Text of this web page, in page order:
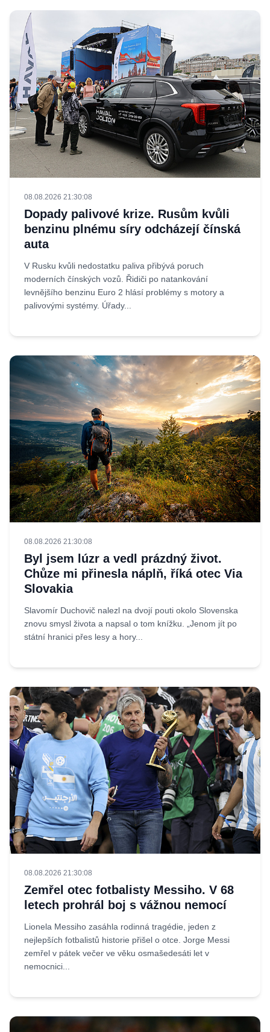
08.08.2026 21:30:08
Dopady palivové krize. Rusům kvůli
benzinu plnému síry odcházejí čínská
auta
V Rusku kvůli nedostatku paliva přibývá poruch
moderních čínských vozů. Řidiči po natankování
levnějšího benzinu Euro 2 hlásí problémy s motory a
palivovými systémy. Úřady...
08.08.2026 21:30:08
Byl jsem lúzr a vedl prázdný život.
Chůze mi přinesla náplň, říká otec Via
Slovakia
Slavomír Duchovič nalezl na dvojí pouti okolo Slovenska
znovu smysl života a napsal o tom knížku. „Jenom jít po
státní hranici přes lesy a hory...
08.08.2026 21:30:08
Zemřel otec fotbalisty Messiho. V 68
letech prohrál boj s vážnou nemocí
Lionela Messiho zasáhla rodinná tragédie, jeden z
nejlepších fotbalistů historie přišel o otce. Jorge Messi
zemřel v pátek večer ve věku osmašedesáti let v
nemocnici...